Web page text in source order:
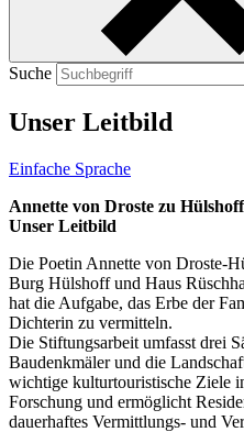
Suche
Unser Leitbild
Einfache Sprache
Annette von Droste zu
Unser Leitbild
Die Poetin Annette von Droste-
Burg Hülshoff und Haus
hat die Aufgabe, das Erbe der
Dichterin zu vermitteln.
Die Stiftungsarbeit umfasst drei
Baudenkmäler und die
wichtige kulturtouristische Ziele
Forschung und ermöglicht
dauerhaftes Vermittlungs- und